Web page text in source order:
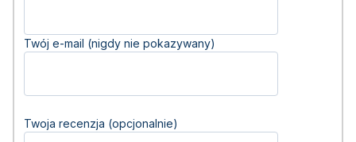
Twój e-mail (nigdy nie pokazywany)
Twoja recenzja (opcjonalnie)